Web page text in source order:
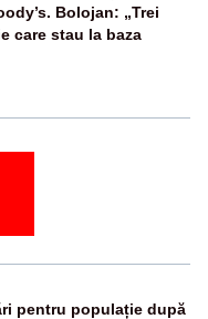
Bolojan: „Trei
care stau la baza
pentru populație după